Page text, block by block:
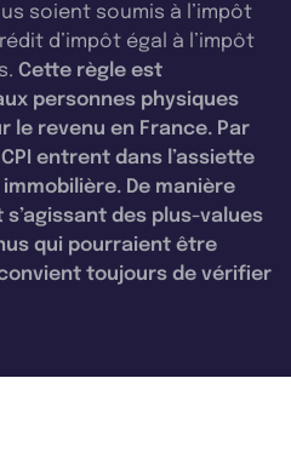
soient soumis à l’impôt
d’impôt égal à l’impôt
Cette règle est
personnes physiques
le revenu en France. Par
entrent dans l’assiette
De manière
des plus-values
qui pourraient être
toujours de vérifier